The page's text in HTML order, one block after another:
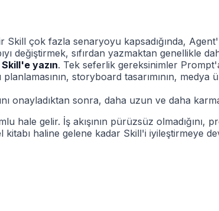
Skill çok fazla senaryoyu kapsadığında,
değiştirmek, sıfırdan yazmaktan genellikle
yazın. Tek seferlik gereksinimler
planlamasının, storyboard tasarımının,
onayladıktan sonra, daha uzun ve daha
hale gelir. İş akışının pürüzsüz olmadığını,
haline gelene kadar Skill'i iyileştirmeye